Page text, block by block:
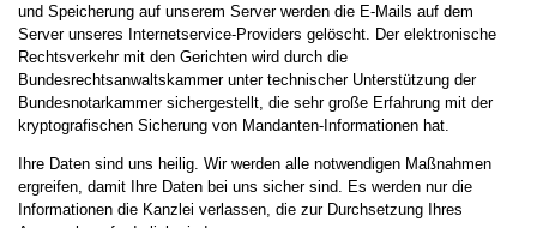
und Speicherung auf unserem Server werden die E-Mails auf dem
Server unseres Internetservice-Providers gelöscht. Der elektronische
Rechtsverkehr mit den Gerichten wird durch die
Bundesrechtsanwaltskammer unter technischer Unterstützung der
Bundesnotarkammer sichergestellt, die sehr große Erfahrung mit der
kryptografischen Sicherung von Mandanten-Informationen hat.
Ihre Daten sind uns heilig. Wir werden alle notwendigen Maßnahmen
ergreifen, damit Ihre Daten bei uns sicher sind. Es werden nur die
Informationen die Kanzlei verlassen, die zur Durchsetzung Ihres